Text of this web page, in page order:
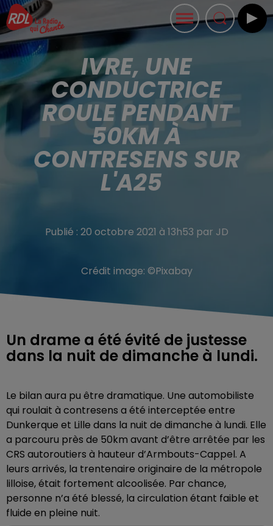
IVRE, UNE
CONDUCTRICE
ROULE PENDANT
50KM À
CONTRESENS SUR
L'A25
Publié : 20 octobre 2021 à 13h53 par JD
Crédit image: ©Pixabay
Un drame a été évité de justesse
dans la nuit de dimanche à lundi.
Le bilan aura pu être dramatique. Une automobiliste
qui roulait à contresens a été interceptée entre
Dunkerque et Lille dans la nuit de dimanche à lundi. Elle
a parcouru près de 50km avant d’être arrêtée par les
CRS autoroutiers à hauteur d’Armbouts-Cappel. A
leurs arrivés, la trentenaire originaire de la métropole
lilloise, était fortement alcoolisée. Par chance,
personne n’a été blessé, la circulation étant faible et
fluide en pleine nuit.